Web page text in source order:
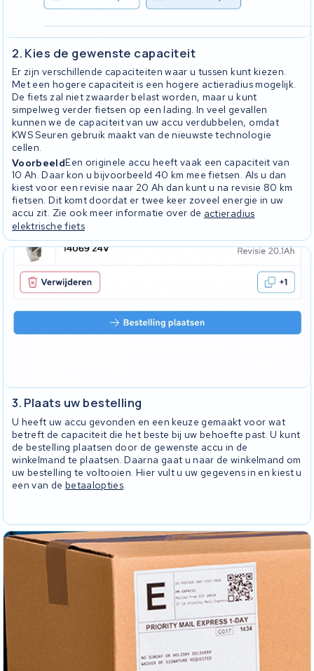
2. Kies de gewenste capaciteit
Er zijn verschillende capaciteiten waar u tussen kunt kiezen.
Met een hogere capaciteit is een hogere actieradius mogelijk.
De fiets zal niet zwaarder belast worden, maar u kunt
simpelweg verder fietsen op een lading. In veel gevallen
kunnen we de capaciteit van uw accu verdubbelen, omdat
KWS Seuren gebruik maakt van de nieuwste technologie
cellen.
VoorbeeldEen originele accu heeft vaak een capaciteit van
10 Ah. Daar kon u bijvoorbeeld 40 km mee fietsen. Als u dan
kiest voor een revisie naar 20 Ah dan kunt u na revisie 80 km
fietsen. Dit komt doordat er twee keer zoveel energie in uw
accu zit. Zie ook meer informatie over de actieradius
elektrische fiets
3. Plaats uw bestelling
U heeft uw accu gevonden en een keuze gemaakt voor wat
betreft de capaciteit die het beste bij uw behoefte past. U kunt
de bestelling plaatsen door de gewenste accu in de
winkelmand te plaatsen. Daarna gaat u naar de winkelmand om
uw bestelling te voltooien. Hier vult u uw gegevens in en kiest u
een van de betaalopties.